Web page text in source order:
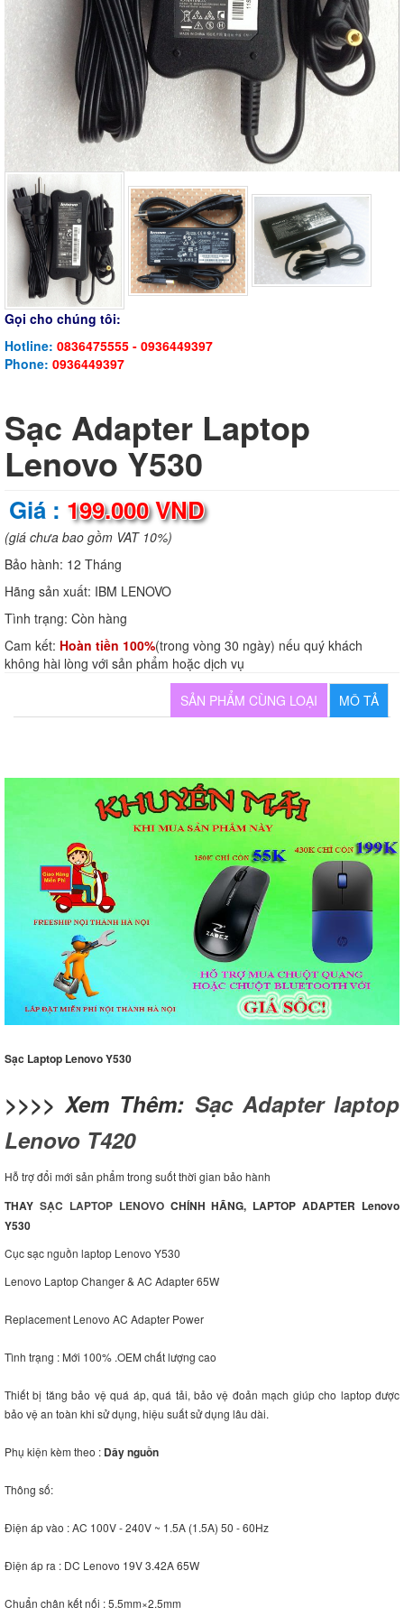
Gọi cho chúng tôi:
Hotline: 0836475555 - 0936449397
Phone: 0936449397
Sạc Adapter Laptop
Lenovo Y530
Giá : 199.000 VND
(giá chưa bao gồm VAT 10%)
Bảo hành: 12 Tháng
Hãng sản xuất: IBM LENOVO
Tình trạng: Còn hàng
Cam kết: Hoàn tiền 100%(trong vòng 30 ngày) nếu quý khách
không hài lòng với sản phẩm hoặc dịch vụ
MÔ TẢ
SẢN PHẨM CÙNG LOẠI
Sạc Laptop Lenovo Y530
>>>> Xem Thêm: Sạc Adapter laptop
Lenovo T420
Hỗ trợ đổi mới sản phẩm trong suốt thời gian bảo hành
THAY SẠC LAPTOP LENOVO CHÍNH HÃNG, LAPTOP ADAPTER Lenovo
Y530
Cục sạc nguồn laptop Lenovo Y530
Lenovo Laptop Changer & AC Adapter 65W
Replacement Lenovo AC Adapter Power
Tình trạng : Mới 100% .OEM chất lượng cao
Thiết bị tăng bảo vệ quá áp, quá tải, bảo vệ đoản mạch giúp cho laptop được
bảo vệ an toàn khi sử dụng, hiệu suất sử dụng lâu dài.
Phụ kiện kèm theo : Dây nguồn
Thông số:
Điện áp vào : AC 100V - 240V ~ 1.5A (1.5A) 50 - 60Hz
Điện áp ra : DC Lenovo 19V 3.42A 65W
Chuẩn chân kết nối : 5.5mm×2.5mm